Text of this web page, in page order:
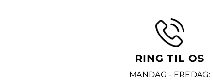
RING TIL OS
MANDAG - FREDAG: